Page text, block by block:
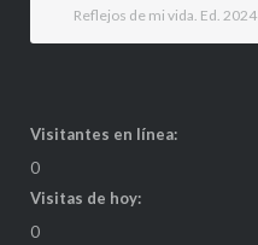
Reflejos de mi vida. Ed. 2024
Visitantes en línea:
0
Visitas de hoy:
0